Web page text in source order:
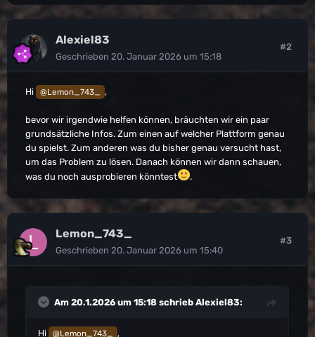
Alexiel83
Geschrieben 20. Januar 2026 um 15:18
#2
Hi @Lemon_743_ ,
bevor wir irgendwie helfen können, bräuchten wir ein paar
grundsätzliche Infos. Zum einen auf welcher Plattform genau
du spielst. Zum anderen was du bisher genau versucht hast,
um das Problem zu lösen. Danach können wir dann schauen,
was du noch ausprobieren könntest
.
Lemon_743_
Geschrieben 20. Januar 2026 um 15:40
#3
Am 20.1.2026 um 15:18 schrieb Alexiel83:
Hi @Lemon_743_ ,